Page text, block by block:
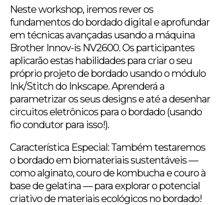
Neste workshop, iremos rever os
fundamentos do bordado digital e aprofundar
em técnicas avançadas usando a máquina
Brother Innov-is NV2600. Os participantes
aplicarão estas habilidades para criar o seu
próprio projeto de bordado usando o módulo
Ink/Stitch do Inkscape. Aprenderá a
parametrizar os seus designs e até a desenhar
circuitos eletrônicos para o bordado (usando
fio condutor para isso!).
Característica Especial: Também testaremos
o bordado em biomateriais sustentáveis —
como alginato, couro de kombucha e couro à
base de gelatina — para explorar o potencial
criativo de materiais ecológicos no bordado!